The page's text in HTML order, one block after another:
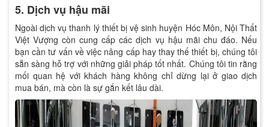
5. Dịch vụ hậu mãi
Ngoài dịch vụ thanh lý thiết bị vệ sinh huyện Hóc Môn, Nội Thất
Việt Vượng còn cung cấp các dịch vụ hậu mãi chu đáo. Nếu
bạn cần tư vấn về việc nâng cấp hay thay thế thiết bị, chúng tôi
sẵn sàng hỗ trợ với những giải pháp tốt nhất. Chúng tôi tin rằng
mối quan hệ với khách hàng không chỉ dừng lại ở giao dịch
mua bán, mà còn là sự gắn kết lâu dài.